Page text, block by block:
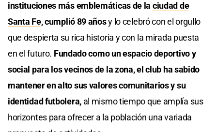
instituciones más emblemáticas de la ciudad de
Santa Fe, cumplió 89 añosy lo celebró con el orgullo
que despierta su rica historia y con la mirada puesta
en el futuro. Fundado como un espacio deportivo y
social para los vecinos de la zona, el club ha sabido
mantener en alto sus valores comunitarios y su
identidad futbolera, al mismo tiempo que amplía sus
horizontes para ofrecer a la población una variada